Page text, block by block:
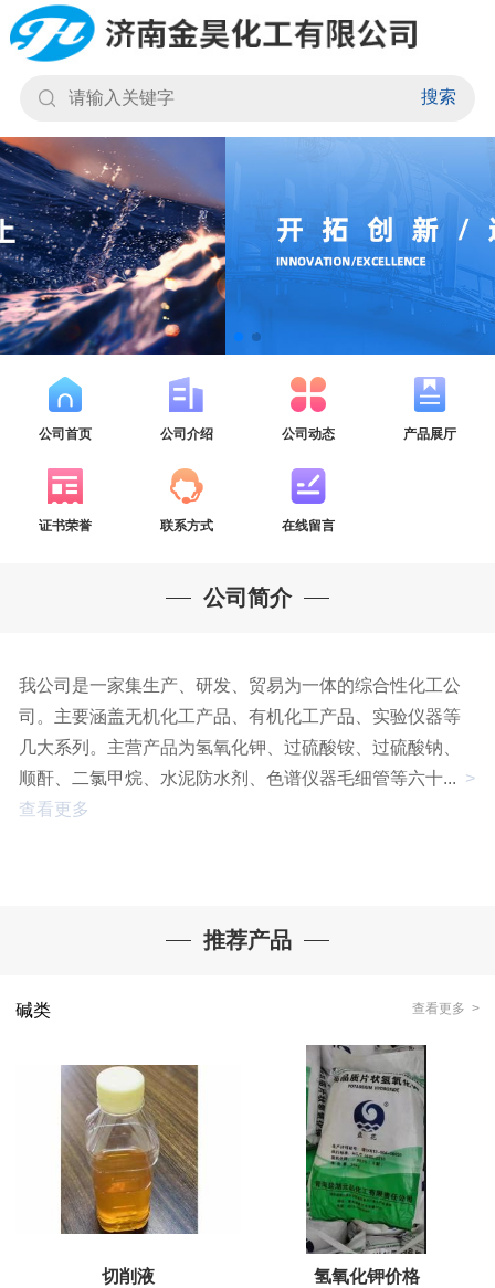
搜索
公司首页 公司介绍 公司动态 产品展厅
证书荣誉 联系方式 在线留言
公司简介
我公司是一家集生产、研发、贸易为一体的综合性化工公
司。主要涵盖无机化工产品、有机化工产品、实验仪器等
几大系列。主营产品为氢氧化钾、过硫酸铵、过硫酸钠、
顺酐、二氯甲烷、水泥防水剂、色谱仪器毛细管等六十... >
查看更多
推荐产品
碱类 查看更多 >
切削液 氢氧化钾价格